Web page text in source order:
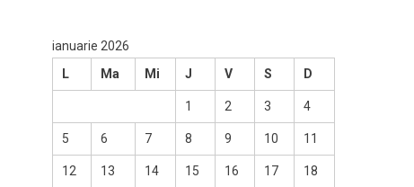
ianuarie 2026
L
Ma Mi J V S D
1 2 3 4
5 6 7 8 9 10 11
12 13 14 15 16 17 18